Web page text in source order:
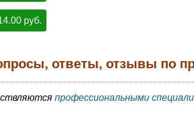
руб.
ответы, отзывы по
профессиональными